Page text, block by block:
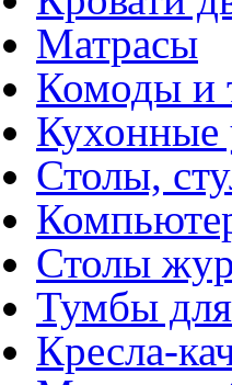
Матрасы
Комоды и
Кухонные
Столы,
Столы
Тумбы
Кресла-